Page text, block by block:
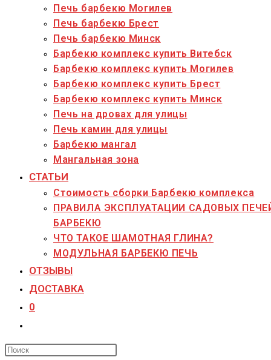
Печь барбекю Могилев
Печь барбекю Брест
Печь барбекю Минск
Барбекю комплекс купить Витебск
Барбекю комплекс купить Могилев
Барбекю комплекс купить Брест
Барбекю комплекс купить Минск
Печь на дровах для улицы
Печь камин для улицы
Барбекю мангал
Мангальная зона
СТАТЬИ
Стоимость сборки Барбекю комплекса
ПРАВИЛА ЭКСПЛУАТАЦИИ САДОВЫХ
БАРБЕКЮ
ЧТО ТАКОЕ ШАМОТНАЯ ГЛИНА?
МОДУЛЬНАЯ БАРБЕКЮ ПЕЧЬ
ОТЗЫВЫ
ДОСТАВКА
0
поиск